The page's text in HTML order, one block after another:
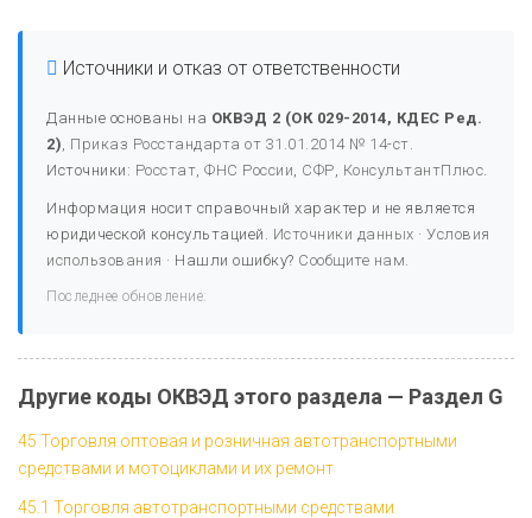
Источники и отказ от ответственности
Данные основаны на ОКВЭД 2 (ОК 029-2014, КДЕС Ред.
2), Приказ Росстандарта от 31.01.2014 № 14-ст.
Источники: Росстат, ФНС России, СФР, КонсультантПлюс.
Информация носит справочный характер и не является
юридической консультацией. Источники данных · Условия
использования · Нашли ошибку? Сообщите нам.
Последнее обновление:
Другие коды ОКВЭД этого раздела — Раздел G
45 Торговля оптовая и розничная автотранспортными
средствами и мотоциклами и их ремонт
45.1 Торговля автотранспортными средствами